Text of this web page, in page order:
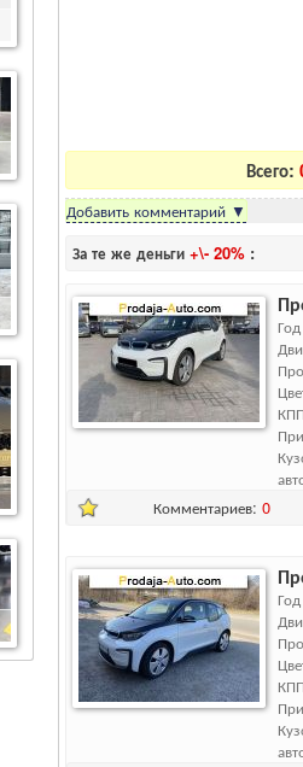
Всего:
Добавить комментарий ▼
За те же деньги +\- 20% :
Год
КПП
Комментариев: 0
Год
КПП